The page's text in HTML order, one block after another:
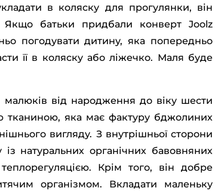
в коляску для прогулянки, він
Якщо батьки придбали конверт Joolz
погодувати дитину, яка попередньо
її в коляску або ліжечко. Маля буде
від народження до віку шести
тканиною, яка має фактуру бджолиних
вигляду. З внутрішньої сторони
натуральних органічних бавовняних
Крім того, він добре
організмом. Вкладати маленьку